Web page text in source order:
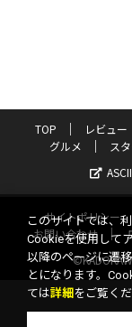
TOP レビュー
グルメ
ス
サイトポリシー
お問い合わせ
このサイトでは、
Cookieを使用して
以降のページに遷
とになります。
ては詳細 をご覧くだ